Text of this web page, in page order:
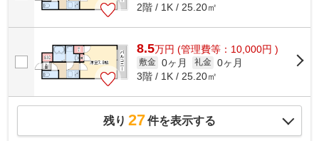
2階 / 1K / 25.20㎡
8.5万円 (管理費等：10,000円 )
敷金 0ヶ月 礼金 0ヶ月
3階 / 1K / 25.20㎡
残り 27件を表示する